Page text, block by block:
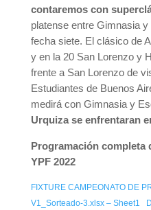
contaremos con
platense entre Gimnasia
fecha siete. El clásico de
y en la 20 San Lorenzo y
frente a San Lorenzo de
Estudiantes de Buenos
medirá con Gimnasia y
Urquiza se enfrentaran
Programación completa
YPF 2022
FIXTURE CAMPEONATO DE
V1_Sorteado-3.xlsx – Sheet1